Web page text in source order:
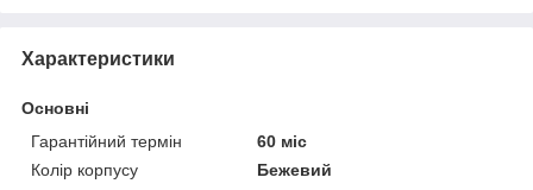
Характеристики
Основні
Гарантійний термін
60 міс
Колір корпусу
Бежевий